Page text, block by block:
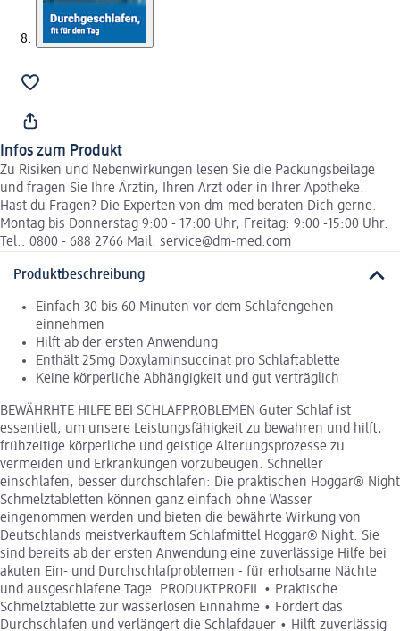
Infos zum Produkt
Zu Risiken und Nebenwirkungen lesen Sie die Packungsbeilage
und fragen Sie Ihre Ärztin, Ihren Arzt oder in Ihrer Apotheke.
Hast du Fragen? Die Experten von dm-med beraten Dich gerne.
Montag bis Donnerstag 9:00 - 17:00 Uhr, Freitag: 9:00 -15:00 Uhr.
Tel.: 0800 - 688 2766 Mail: service@dm-med.com
Produktbeschreibung
Einfach 30 bis 60 Minuten vor dem Schlafengehen
einnehmen
Hilft ab der ersten Anwendung
Enthält 25mg Doxylaminsuccinat pro Schlaftablette
Keine körperliche Abhängigkeit und gut verträglich
BEWÄHRHTE HILFE BEI SCHLAFPROBLEMEN Guter Schlaf ist
essentiell, um unsere Leistungsfähigkeit zu bewahren und hilft,
frühzeitige körperliche und geistige Alterungsprozesse zu
vermeiden und Erkrankungen vorzubeugen. Schneller
einschlafen, besser durchschlafen: Die praktischen Hoggar® Night
Schmelztabletten können ganz einfach ohne Wasser
eingenommen werden und bieten die bewährte Wirkung von
Deutschlands meistverkauftem Schlafmittel Hoggar® Night. Sie
sind bereits ab der ersten Anwendung eine zuverlässige Hilfe bei
akuten Ein- und Durchschlafproblemen - für erholsame Nächte
und ausgeschlafene Tage. PRODUKTPROFIL • Praktische
Schmelztablette zur wasserlosen Einnahme • Fördert das
Durchschlafen und verlängert die Schlafdauer • Hilft zuverlässig